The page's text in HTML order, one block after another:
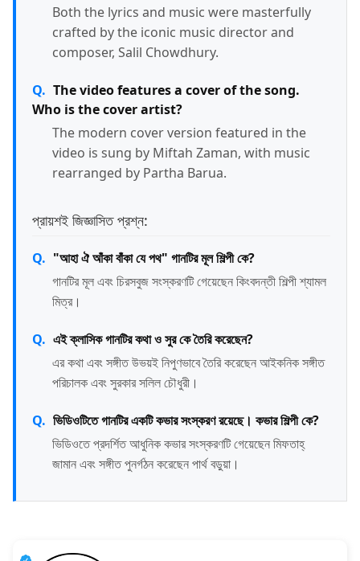
Both the lyrics and music were masterfully
crafted by the iconic music director and
composer, Salil Chowdhury.
The video features a cover of the song.
Who is the cover artist?
The modern cover version featured in the
video is sung by Miftah Zaman, with music
rearranged by Partha Barua.
প্রায়শই জিজ্ঞাসিত প্রশ্ন:
"আহা ঐ আঁকা বাঁকা যে পথ" গানটির মূল শিল্পী কে?
গানটির মূল এবং চিরসবুজ সংস্করণটি গেয়েছেন কিংবদন্তী শিল্পী শ্যামল
মিত্র।
এই ক্লাসিক গানটির কথা ও সুর কে তৈরি করেছেন?
এর কথা এবং সঙ্গীত উভয়ই নিপুণভাবে তৈরি করেছেন আইকনিক সঙ্গীত
পরিচালক এবং সুরকার সলিল চৌধুরী।
ভিডিওটিতে গানটির একটি কভার সংস্করণ রয়েছে। কভার শিল্পী কে?
ভিডিওতে প্রদর্শিত আধুনিক কভার সংস্করণটি গেয়েছেন মিফতাহ্
জামান এবং সঙ্গীত পুনর্গঠন করেছেন পার্থ বড়ুয়া।